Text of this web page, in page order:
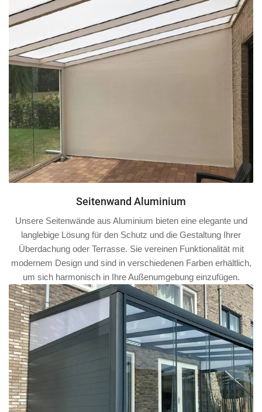
Seitenwand Aluminium
Unsere Seitenwände aus Aluminium bieten eine elegante und
langlebige Lösung für den Schutz und die Gestaltung Ihrer
Überdachung oder Terrasse. Sie vereinen Funktionalität mit
modernem Design und sind in verschiedenen Farben erhältlich,
um sich harmonisch in Ihre Außenumgebung einzufügen.